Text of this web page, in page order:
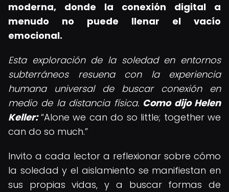
moderna, donde la conexión digital a
menudo no puede llenar el vacío
emocional.
Esta exploración de la soledad en entornos
subterráneos resuena con la experiencia
humana universal de buscar conexión en
medio de la distancia física. Como dijo Helen
Keller: Alone we can do so little; together we
can do so much.
Invito a cada lector a reflexionar sobre cómo
la soledad y el aislamiento se manifiestan en
sus propias vidas, y a buscar formas de